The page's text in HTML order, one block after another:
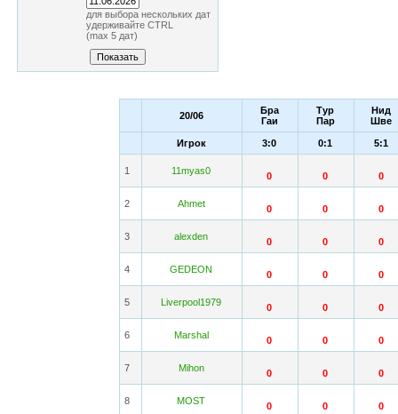
для выбора нескольких дат
удерживайте CTRL
(max 5 дат)
20/06
Бра
Гаи
Тур
Пар
Нид
Шве
Игрок 3:0 0:1 5:1
1 11myas0 0 0 0
2 Ahmet 0 0 0
3 alexden 0 0 0
4 GEDEON 0 0 0
5 Liverpool1979 0 0 0
6 Marshal 0 0 0
7 Mihon 0 0 0
8 MOST 0 0 0